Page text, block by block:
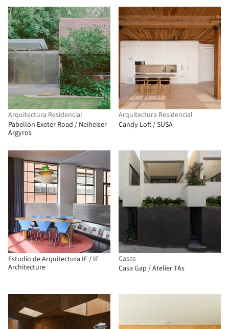
Arquitectura Residencial
Pabellón Exeter Road / Neiheiser
Argyros
Arquitectura Residencial
Candy Loft / SUSA
Estudio de Arquitectura IF / IF
Architecture
Casas
Casa Gap / Atelier TAs